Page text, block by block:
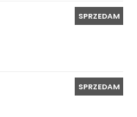
SPRZEDAM
SPRZEDAM